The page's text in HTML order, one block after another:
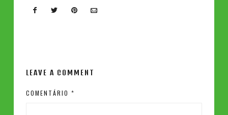
LEAVE A COMMENT
COMENTÁRIO *